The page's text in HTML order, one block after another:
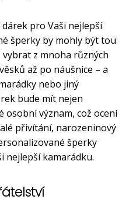
pro Vaši nejlepší
šperky by mohly být tou
z mnoha různých
až po náušnice – a
nebo jiný
bude mít nejen
význam, což ocení
přivítání, narozeninový
šperky
nejlepší kamarádku.